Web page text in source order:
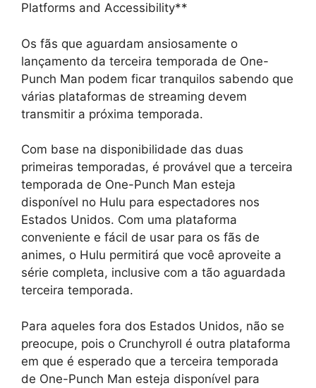
Platforms and Accessibility**
Os fãs que aguardam ansiosamente o
lançamento da terceira temporada de One-
Punch Man podem ficar tranquilos sabendo que
várias plataformas de streaming devem
transmitir a próxima temporada.
Com base na disponibilidade das duas
primeiras temporadas, é provável que a terceira
temporada de One-Punch Man esteja
disponível no Hulu para espectadores nos
Estados Unidos. Com uma plataforma
conveniente e fácil de usar para os fãs de
animes, o Hulu permitirá que você aproveite a
série completa, inclusive com a tão aguardada
terceira temporada.
Para aqueles fora dos Estados Unidos, não se
preocupe, pois o Crunchyroll é outra plataforma
em que é esperado que a terceira temporada
de One-Punch Man esteja disponível para